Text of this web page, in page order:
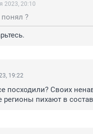
2023, 20:10
понял ?
19:22
посходили? Своих
регионы пихают в состав